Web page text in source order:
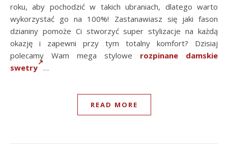
roku, aby pochodzić w takich ubraniach, dlatego warto
wykorzystać go na 100%! Zastanawiasz się jaki fason
dzianiny pomoże Ci stworzyć super stylizacje na każdą
okazję i zapewni przy tym totalny komfort? Dzisiaj
polecamy Wam mega stylowe rozpinane damskie
swetry …
READ MORE